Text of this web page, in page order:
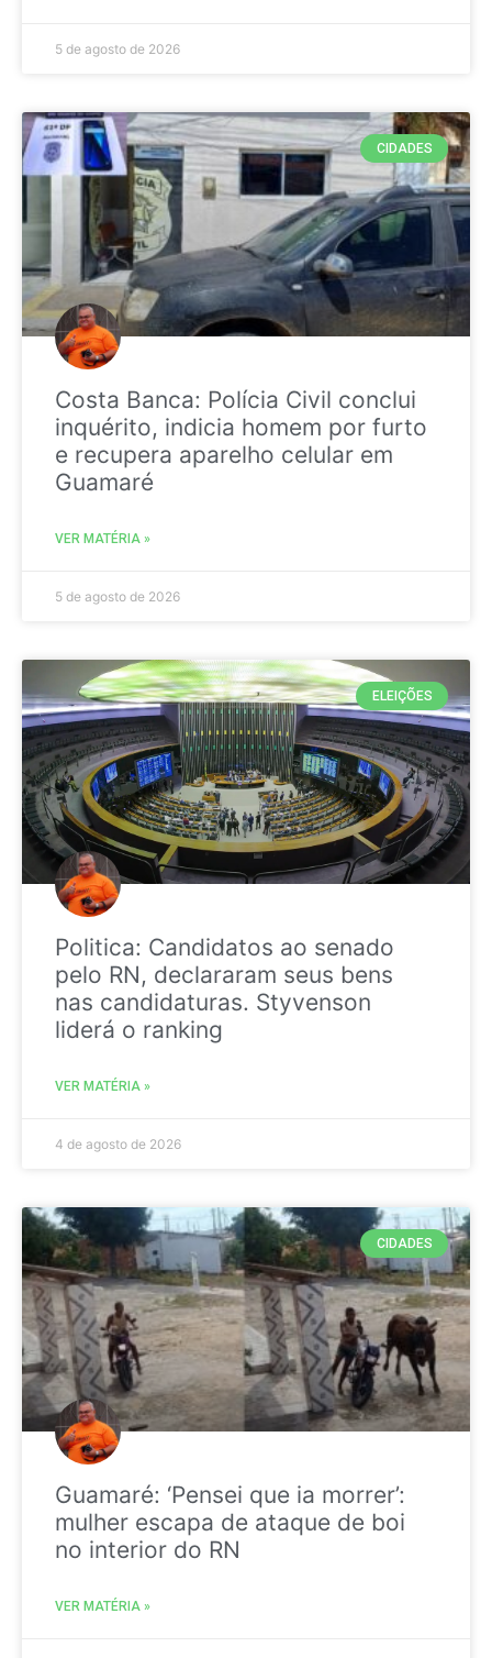
5 de agosto de 2026
CIDADES
Costa Banca: Polícia Civil conclui
inquérito, indicia homem por furto
e recupera aparelho celular em
Guamaré
VER MATÉRIA »
5 de agosto de 2026
ELEIÇÕES
Politica: Candidatos ao senado
pelo RN, declararam seus bens
nas candidaturas. Styvenson
liderá o ranking
VER MATÉRIA »
4 de agosto de 2026
CIDADES
Guamaré: ‘Pensei que ia morrer’:
mulher escapa de ataque de boi
no interior do RN
VER MATÉRIA »